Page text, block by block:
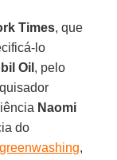
Times, que
lo
Oil , pelo
Naomi
do
greenwashing,